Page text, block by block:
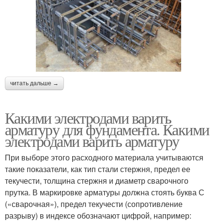
читать дальше →
Какими электродами варить
арматуру для фундамента. Какими
электродами варить арматуру
При выборе этого расходного материала учитываются
такие показатели, как тип стали стержня, предел ее
текучести, толщина стержня и диаметр сварочного
прутка. В маркировке арматуры должна стоять буква С
(«сварочная»), предел текучести (сопротивление
разрыву) в индексе обозначают цифрой, например: